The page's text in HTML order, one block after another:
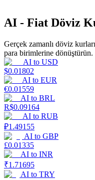
Power Piggy
Günlük rekabetçi
AI - Fiat Döviz
Gerçek zamanlı döviz
para birimlerine dönüştürün.
AI to USD
$0.01802
AI to EUR
€0.01559
AI to BRL
R$0.09164
AI to RUB
₽1.49155
AI to GBP
£0.01335
AI to INR
₹1.71695
AI to TRY